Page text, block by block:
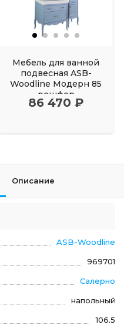
Мебель для ванной
подвесная ASB-
Woodline Модерн 85
рошфор
86 470 ₽
Описание
ASB-Woodline
969701
Салерно
напольный
106.5